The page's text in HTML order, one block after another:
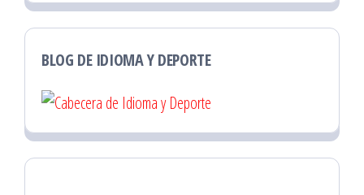
BLOG DE IDIOMA Y DEPORTE